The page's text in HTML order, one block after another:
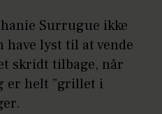
Surrugue ikke
have lyst til at vende
skridt tilbage, når
er helt ”grillet i